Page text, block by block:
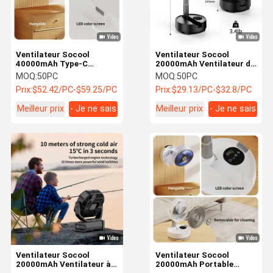
À La Maison Produits
À Propos De
Visite De
Ventilateur Socool
20000mAh Ventilateur de
camping intérieur et
extérieur Ventilateur de
table pliable réglable
MOQ:50PC
Prix:$29.13/PC-$32.8/PC
Meilleur prix
- Je ne sais
Ventilateur Socool
40000mAh Type-C
Source d'alimentation
Ventilateur personnel 9
niveaux de vitesse
Ventilateur de camping
extérieur
MOQ:50PC
Prix:$52.42/PC-$59.25/PC
Meilleur prix
- Je ne sais
Ventilateur Socool
20000mAh Portable
Ventilateur Socool
20000mAh Ventilateur à